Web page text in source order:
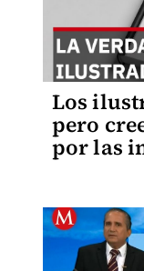
Los
pero
por las